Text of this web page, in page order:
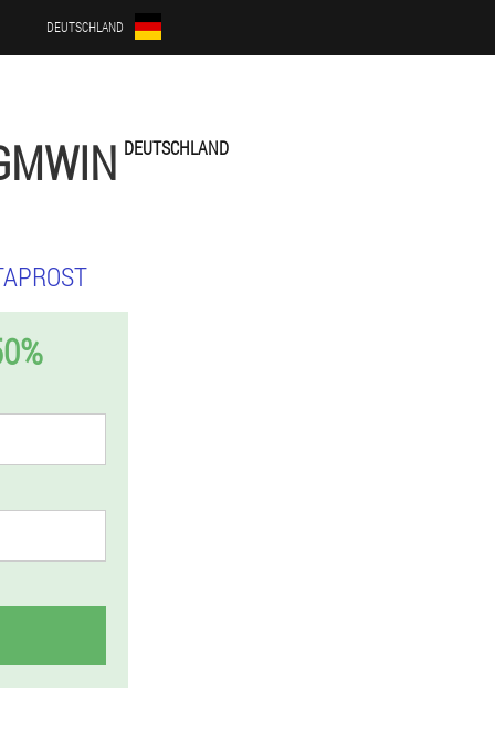
DEUTSCHLAND
DEUTSCHLAND